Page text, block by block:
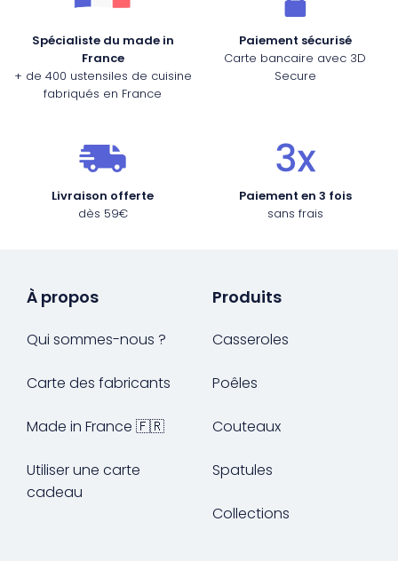
Spécialiste du made in
France
+ de 400 ustensiles de cuisine
fabriqués en France
Paiement sécurisé
Carte bancaire avec 3D
Secure
Livraison offerte
dès 59€
Paiement en 3 fois
sans frais
À propos
Qui sommes-nous ?
Carte des fabricants
Made in France 🇫🇷
Utiliser une carte
cadeau
Produits
Casseroles
Poêles
Couteaux
Spatules
Collections